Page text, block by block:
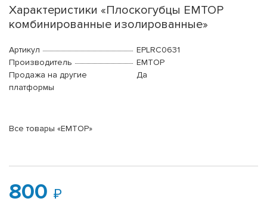
Характеристики «Плоскогубцы EMTOP
комбинированные изолированные»
Артикул
EPLRC0631
Производитель
EMTOP
Продажа на другие
платформы
Да
Все товары «EMTOP»
800